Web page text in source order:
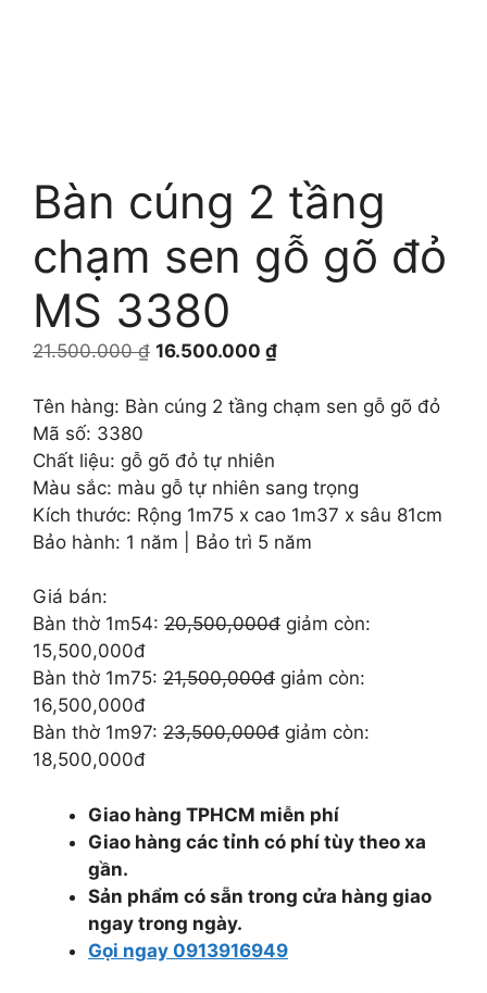
Bàn cúng 2 tầng
chạm sen gỗ gõ đỏ
MS 3380
21.500.000₫ Giá
là:
16.500.000 ₫Giá
tại
Tên hàng: Bàn cúng 2 tầng chạm sen gỗ gõ đỏ
Mã số: 3380
Chất liệu: gỗ gõ đỏ tự nhiên
Màu sắc: màu gỗ tự nhiên sang trọng
Kích thước: Rộng 1m75 x cao 1m37 x sâu 81cm
Bảo hành: 1 năm | Bảo trì 5 năm
Giá bán:
Bàn thờ 1m54: 20,500,000đ giảm còn:
15,500,000đ
Bàn thờ 1m75: 21,500,000đ giảm còn:
16,500,000đ
Bàn thờ 1m97: 23,500,000đ giảm còn:
18,500,000đ
Giao hàng TPHCM miễn phí
Giao hàng các tỉnh có phí tùy theo xa
gần.
Sản phẩm có sẵn trong cửa hàng giao
ngay trong ngày.
Gọi ngay 0913916949